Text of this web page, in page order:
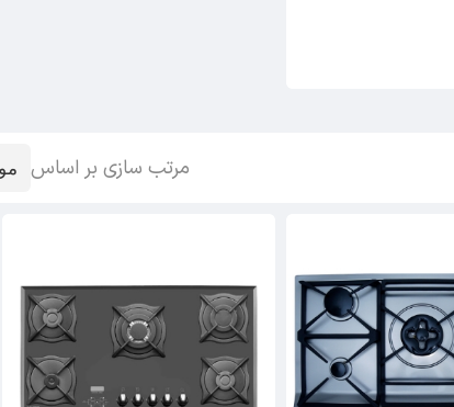
مرتب سازی بر اساس